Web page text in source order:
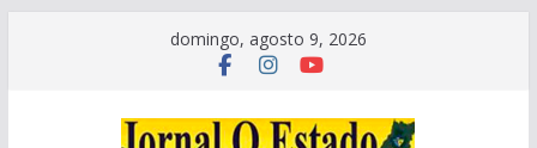
domingo, agosto 9, 2026